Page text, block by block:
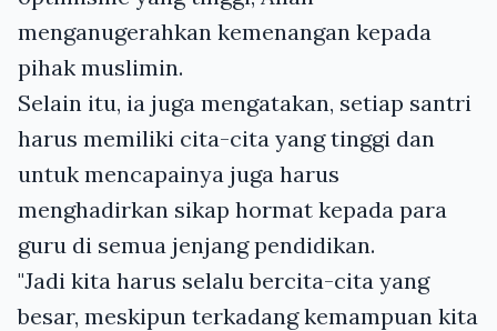
menganugerahkan kemenangan kepada
pihak muslimin.
Selain itu, ia juga mengatakan, setiap santri
harus memiliki cita-cita yang tinggi dan
untuk mencapainya juga harus
menghadirkan sikap hormat kepada para
guru di semua jenjang pendidikan.
"Jadi kita harus selalu bercita-cita yang
besar, meskipun terkadang kemampuan kita